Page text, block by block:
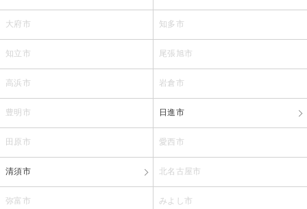
大府市 知多市
知立市 尾張旭市
高浜市 岩倉市
豊明市 日進市
田原市 愛西市
清須市 北名古屋市
弥富市 みよし市